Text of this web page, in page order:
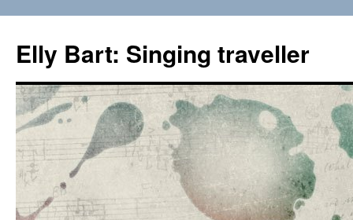
content
Elly Bart: Singing traveller